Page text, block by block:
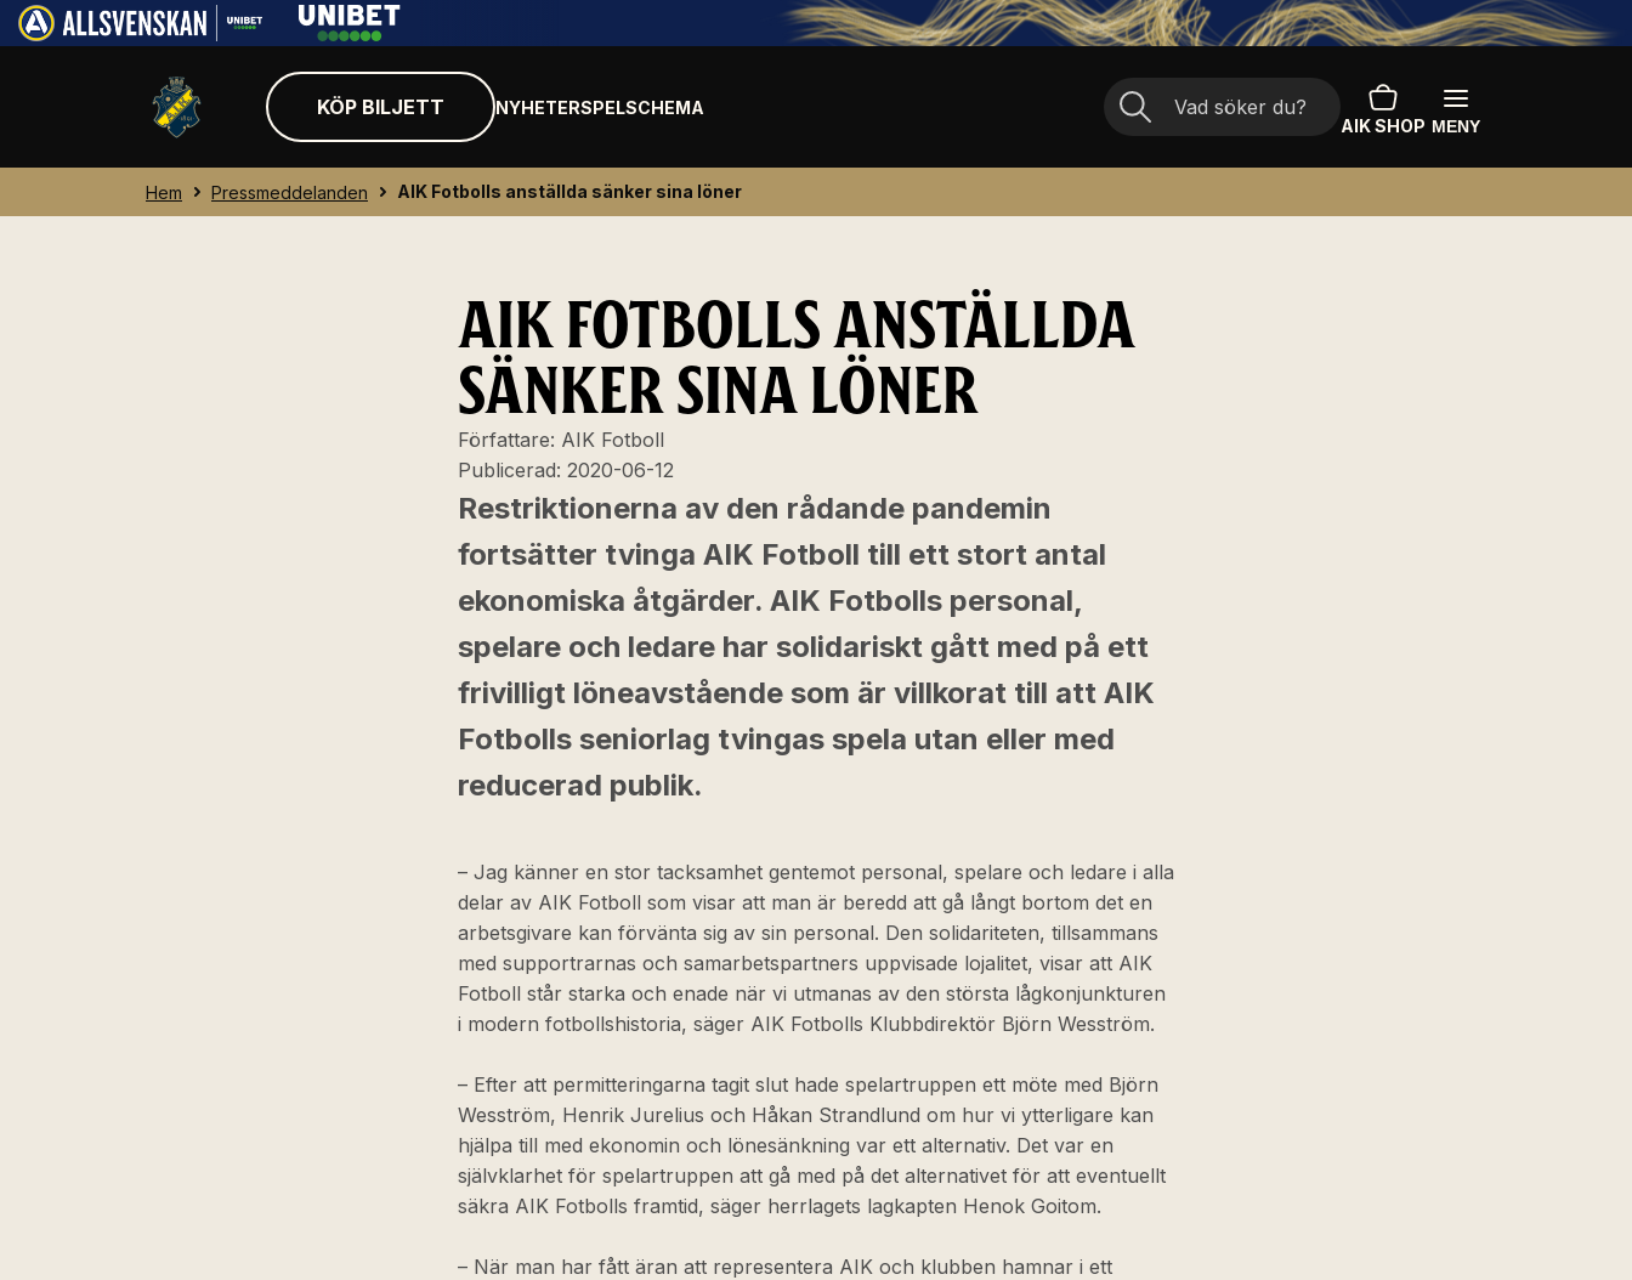
KÖP BILJETT NYHETERSPELSCHEMA
AIK SHOP MENY
Hem Pressmeddelanden AIK Fotbolls anställda sänker sina löner
AIK FOTBOLLS ANSTÄLLDA
SÄNKER SINA LÖNER
Författare: AIK Fotboll
Publicerad: 2020-06-12
Restriktionerna av den rådande pandemin
fortsätter tvinga AIK Fotboll till ett stort antal
ekonomiska åtgärder. AIK Fotbolls personal,
spelare och ledare har solidariskt gått med på ett
frivilligt löneavstående som är villkorat till att AIK
Fotbolls seniorlag tvingas spela utan eller med
reducerad publik.
– Jag känner en stor tacksamhet gentemot personal, spelare och ledare i alla
delar av AIK Fotboll som visar att man är beredd att gå långt bortom det en
arbetsgivare kan förvänta sig av sin personal. Den solidariteten, tillsammans
med supportrarnas och samarbetspartners uppvisade lojalitet, visar att AIK
Fotboll står starka och enade när vi utmanas av den största lågkonjunkturen
i modern fotbollshistoria, säger AIK Fotbolls Klubbdirektör Björn Wesström.
– Efter att permitteringarna tagit slut hade spelartruppen ett möte med Björn
Wesström, Henrik Jurelius och Håkan Strandlund om hur vi ytterligare kan
hjälpa till med ekonomin och lönesänkning var ett alternativ. Det var en
självklarhet för spelartruppen att gå med på det alternativet för att eventuellt
säkra AIK Fotbolls framtid, säger herrlagets lagkapten Henok Goitom.
– När man har fått äran att representera AIK och klubben hamnar i ett